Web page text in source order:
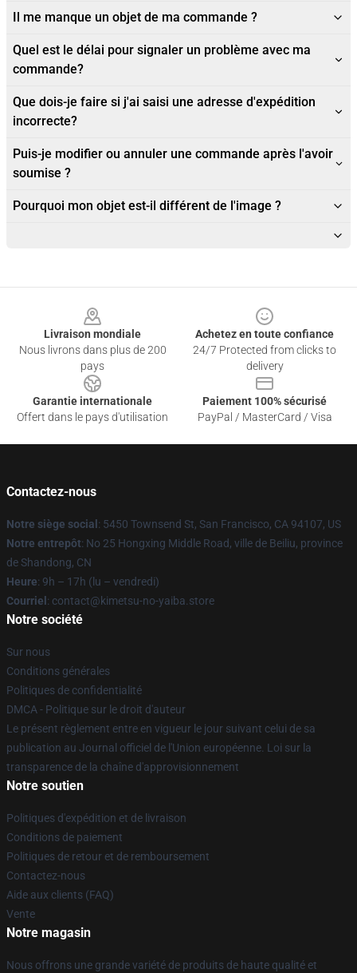
Il me manque un objet de ma commande ?
Quel est le délai pour signaler un problème avec ma
commande?
Que dois-je faire si j'ai saisi une adresse d'expédition
incorrecte?
Puis-je modifier ou annuler une commande après l'avoir
soumise ?
Pourquoi mon objet est-il différent de l'image ?
Livraison mondiale
Nous livrons dans plus de 200
pays
Achetez en toute confiance
24/7 Protected from clicks to
delivery
Garantie internationale
Offert dans le pays d'utilisation
Paiement 100% sécurisé
PayPal / MasterCard / Visa
Contactez-nous
Notre siège social : 5450 Townsend St, San Francisco, CA 94107, US
Notre entrepôt: No 25 Hongxing Middle Road, ville de Beiliu, province
de Shandong, CN
Heure: 9h – 17h (lu – vendredi)
Courriel : contact@kimetsu-no-yaiba.store
Notre société
Sur nous
Conditions générales
Politiques de confidentialité
DMCA - Politique sur le droit d'auteur
Le présent règlement entre en vigueur le jour suivant celui de sa
publication au Journal officiel de l'Union européenne. Loi sur la
transparence de la chaîne d'approvisionnement
Notre soutien
Politiques d'expédition et de livraison
Conditions de paiement
Politiques de retour et de remboursement
Contactez-nous
Aide aux clients (FAQ)
Vente
Notre magasin
Nous offrons une grande variété de produits de haute qualité et